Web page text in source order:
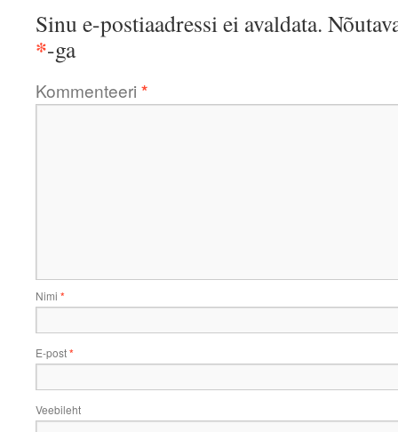
Sinu e-postiaadressi ei avaldata.
*-ga
Kommenteeri *
Nimi *
E-post*
Veebileht